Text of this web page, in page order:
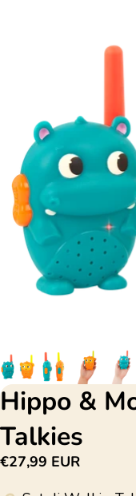
Hippo &
Talkies
€27,99 EUR